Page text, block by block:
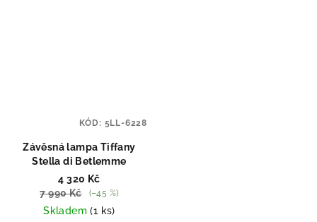
Závěsná lampa Tiffany
Stella di Betlemme
4 320 Kč
7 990 Kč
(–45 %)
Skladem(1 ks)
KÓD: 5LL-6228